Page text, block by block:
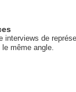
interviews de
même angle.